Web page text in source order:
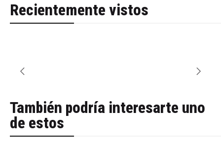
Recientemente vistos
También podría interesarte uno
de estos